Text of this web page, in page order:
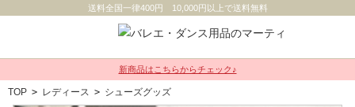
送料全国一律400円 10,000円以上で送料無料
新商品はこちらからチェック♪
TOP > レディース > シューズグッズ